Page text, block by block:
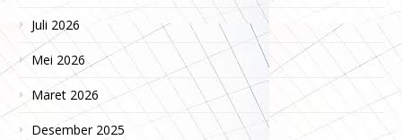
Juli 2026
Mei 2026
Maret 2026
Desember 2025